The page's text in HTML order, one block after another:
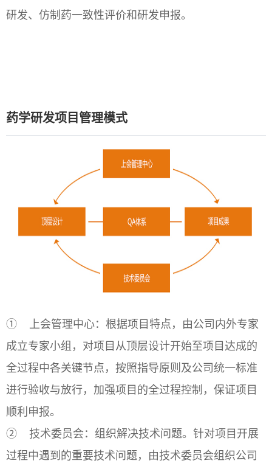
研发、仿制药一致性评价和研发申报。
药学研发项目管理模式
① 上会管理中心：根据项目特点，由公司内外专家
成立专家小组，对项目从顶层设计开始至项目达成的
全过程中各关键节点，按照指导原则及公司统一标准
进行验收与放行，加强项目的全过程控制，保证项目
顺利申报。
② 技术委员会：组织解决技术问题。针对项目开展
过程中遇到的重要技术问题，由技术委员会组织公司